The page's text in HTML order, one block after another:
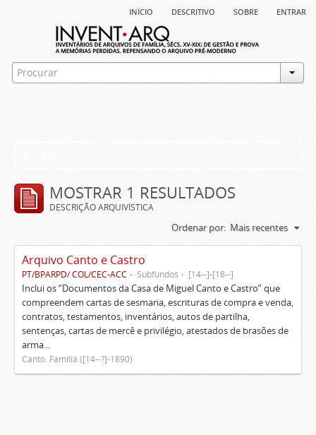
início descritivo sobre entrar
MOSTRAR 1 RESULTADOS
DESCRIÇÃO ARQUIVÍSTICA
Ordenar por: Mais recentes
Arquivo Canto e Castro
PT/BPARPD/ COL/CEC-ACC Subfundos [14--]-[18--]
Inclui os “Documentos da Casa de Miguel Canto e Castro” que
compreendem cartas de sesmaria, escrituras de compra e venda,
contratos, testamentos, inventários, autos de partilha,
sentenças, cartas de mercê e privilégio, atestados de brasões de
arma...
Canto. Família ([14--?]-1890)